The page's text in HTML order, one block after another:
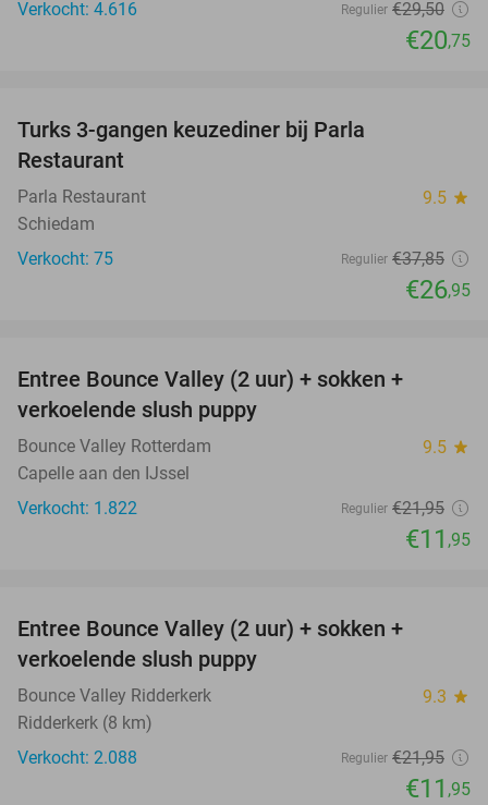
Verkocht: 4.616
Regulier €29,50
€20,75
Turks 3-gangen keuzediner bij Parla
Restaurant
Parla Restaurant 9.5 star
Schiedam
Verkocht: 75
Regulier €37,85
€26,95
Entree Bounce Valley (2 uur) + sokken +
verkoelende slush puppy
Bounce Valley Rotterdam 9.5 star
Capelle aan den IJssel
Verkocht: 1.822
Regulier €21,95
€11 ,95
Entree Bounce Valley (2 uur) + sokken +
verkoelende slush puppy
Bounce Valley Ridderkerk 9.3 star
Ridderkerk (8 km)
Verkocht: 2.088
Regulier €21,95
€11 ,95